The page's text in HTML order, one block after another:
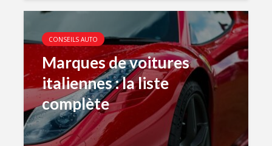
CONSEILS AUTO
Marques de voitures
italiennes : la liste
complète